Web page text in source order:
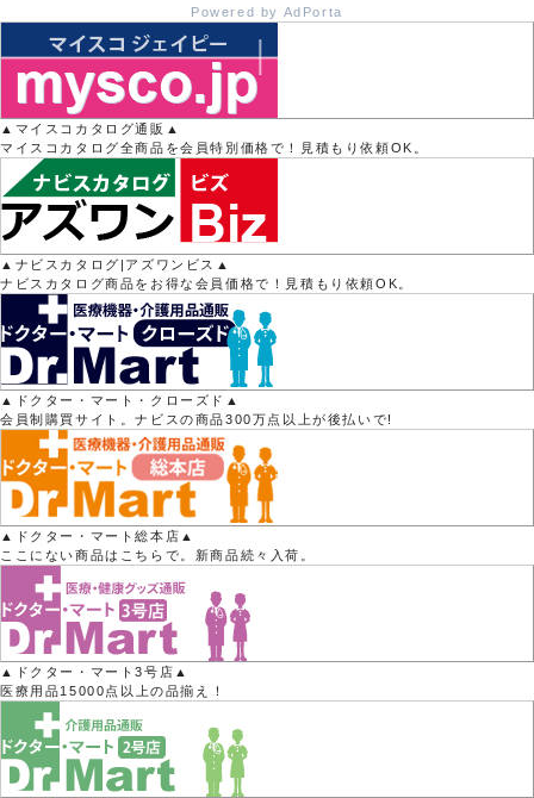
Powered by AdPorta
▲マイスコカタログ通販▲
マイスコカタログ全商品を会員特別価格で！見積もり依頼OK。
▲ナビスカタログ|アズワンビス▲
ナビスカタログ商品をお得な会員価格で！見積もり依頼OK。
▲ドクター・マート・クローズド▲
会員制購買サイト。ナビスの商品300万点以上が後払いで!
▲ドクター・マート総本店▲
ここにない商品はこちらで。新商品続々入荷。
▲ドクター・マート3号店▲
医療用品15000点以上の品揃え！